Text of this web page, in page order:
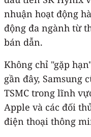
nhuận hoạt động
động đa ngành từ
bán dẫn.
Không chỉ "gặp
gần đây, Samsung
TSMC trong lĩnh
Apple và các đối
điện thoại thông